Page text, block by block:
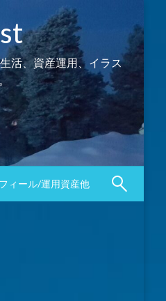
活、資産運用、イラス
ィール/運用資産他